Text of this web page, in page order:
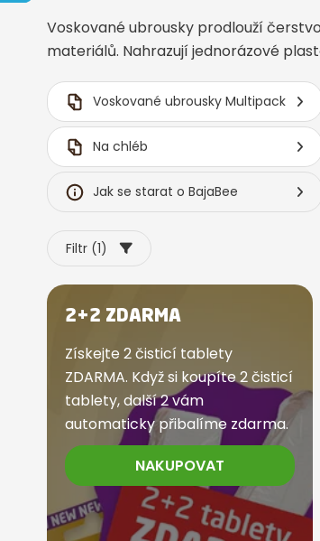
Voskované ubrousky prodlouží
materiálů. Nahrazují jednorázové
Voskované ubrousky Multipack
Na chléb
Jak se starat o BajaBee
Filtr (1)
2+2 ZDARMA
Získejte 2 čisticí tablety
ZDARMA. Když si koupíte 2 čisticí
tablety, další 2 vám
automaticky přibalíme zdarma.
NAKUPOVAT